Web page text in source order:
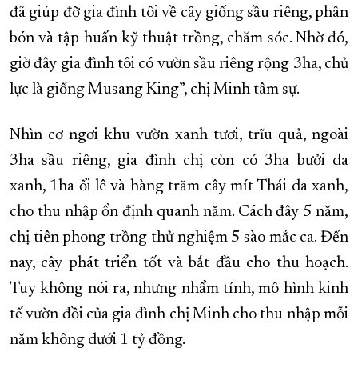
đã giúp đỡ gia đình tôi về cây giống sầu riêng, phân
bón và tập huấn kỹ thuật trồng, chăm sóc. Nhờ đó,
giờ đây gia đình tôi có vườn sầu riêng rộng 3ha, chủ
lực là giống Musang King”, chị Minh tâm sự.
Nhìn cơ ngơi khu vườn xanh tươi, trĩu quả, ngoài
3ha sầu riêng, gia đình chị còn có 3ha bưởi da
xanh, 1ha ổi lê và hàng trăm cây mít Thái da xanh,
cho thu nhập ổn định quanh năm. Cách đây 5 năm,
chị tiên phong trồng thử nghiệm 5 sào mắc ca. Đến
nay, cây phát triển tốt và bắt đầu cho thu hoạch.
Tuy không nói ra, nhưng nhẩm tính, mô hình kinh
tế vườn đồi của gia đình chị Minh cho thu nhập mỗi
năm không dưới 1 tỷ đồng.